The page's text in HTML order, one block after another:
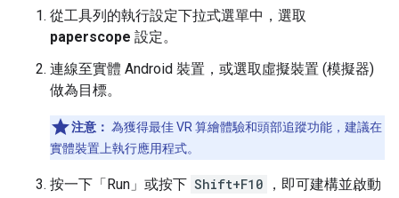
從工具列的執行設定下拉式選單中，選取
paperscope 設定。
連線至實體 Android 裝置，或選取虛擬裝置 (模擬器)
做為目標。
注意： 為獲得最佳 VR 算繪體驗和頭部追蹤功能，建議在
實體裝置上執行應用程式。
按一下「Run」 或按下 Shift+F10
，即可建構並啟動